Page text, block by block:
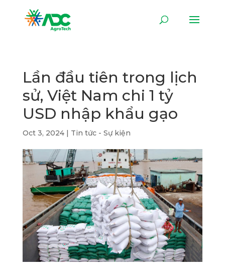
Lần đầu tiên trong lịch
sử, Việt Nam chi 1 tỷ
USD nhập khẩu gạo
Oct 3, 2024| Tin tức - Sự kiện